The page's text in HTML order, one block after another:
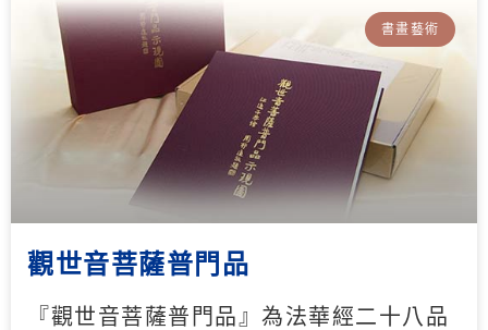
書畫藝術
觀世音菩薩普門品
『觀世音菩薩普門品』為法華經二十八品